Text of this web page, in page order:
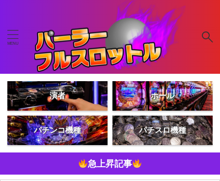
演者 ホール
パチンコ機種 パチスロ機種
急上昇記事